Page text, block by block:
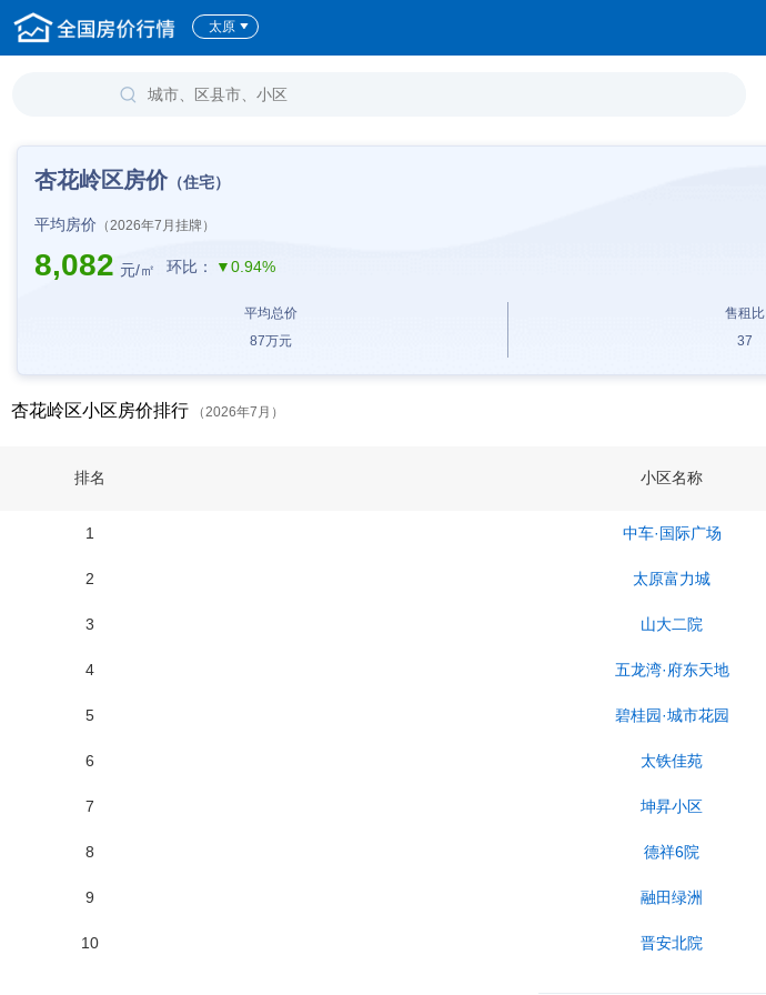
太原
杏花岭区房价（住宅）
平均房价 （2026年7月挂牌）
8,082 元/㎡ 环比： ▼0.94%
平均总价
87万元
售租比
37
杏花岭区小区房价排行 （2026年7月）
排名 小区名称
1 中车·国际广场
2 太原富力城
3 山大二院
4 五龙湾·府东天地
5 碧桂园·城市花园
6 太铁佳苑
7 坤昇小区
8 德祥6院
9 融田绿洲
10 晋安北院